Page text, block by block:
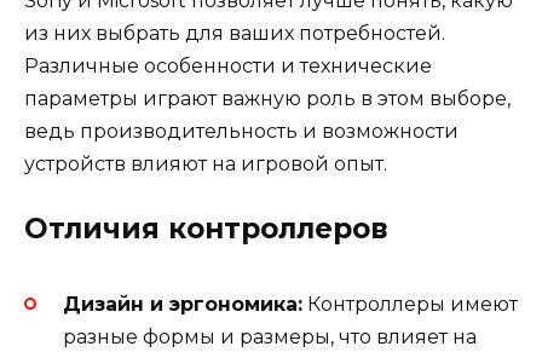
из них выбрать для ваших потребностей.
Различные особенности и технические
параметры играют важную роль в этом выборе,
ведь производительность и возможности
устройств влияют на игровой опыт.
Отличия контроллеров
Дизайн и эргономика: Контроллеры имеют
разные формы и размеры, что влияет на